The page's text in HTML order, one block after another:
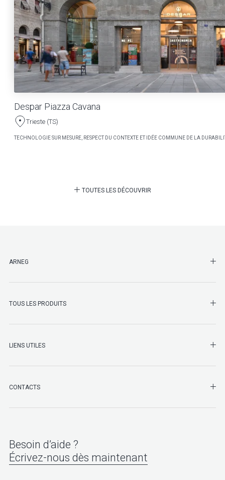
Despar Piazza Cavana
Trieste (TS)
TECHNOLOGIE SUR MESURE, RESPECT DU CONTEXTE ET IDÉE COMMUNE DE LA
TOUTES LES DÉCOUVRIR
ARNEG
TOUS LES PRODUITS
LIENS UTILES
CONTACTS
Besoin d’aide ?
Écrivez-nous dès maintenant